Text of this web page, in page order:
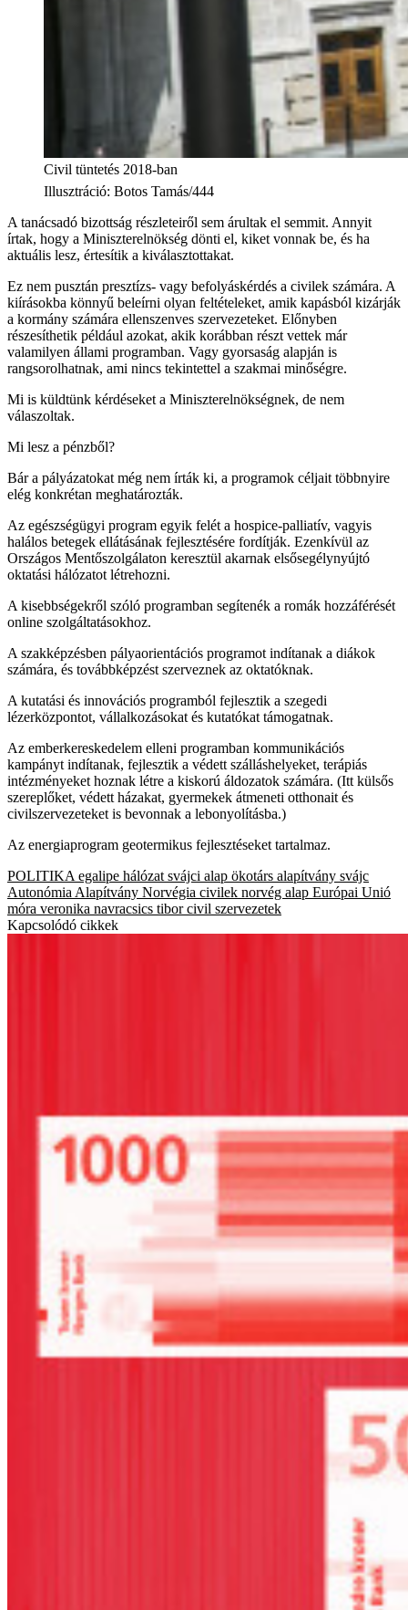
Civil tüntetés 2018-ban
Illusztráció: Botos Tamás/444
A tanácsadó bizottság részleteiről sem árultak el semmit. Annyit
írtak, hogy a Miniszterelnökség dönti el, kiket vonnak be, és ha
aktuális lesz, értesítik a kiválasztottakat.
Ez nem pusztán presztízs- vagy befolyáskérdés a civilek számára. A
kiírásokba könnyű beleírni olyan feltételeket, amik kapásból kizárják
a kormány számára ellenszenves szervezeteket. Előnyben
részesíthetik például azokat, akik korábban részt vettek már
valamilyen állami programban. Vagy gyorsaság alapján is
rangsorolhatnak, ami nincs tekintettel a szakmai minőségre.
Mi is küldtünk kérdéseket a Miniszterelnökségnek, de nem
válaszoltak.
Mi lesz a pénzből?
Bár a pályázatokat még nem írták ki, a programok céljait többnyire
elég konkrétan meghatározták.
Az egészségügyi program egyik felét a hospice-palliatív, vagyis
halálos betegek ellátásának fejlesztésére fordítják. Ezenkívül az
Országos Mentőszolgálaton keresztül akarnak elsősegélynyújtó
oktatási hálózatot létrehozni.
A kisebbségekről szóló programban segítenék a romák hozzáférését
online szolgáltatásokhoz.
A szakképzésben pályaorientációs programot indítanak a diákok
számára, és továbbképzést szerveznek az oktatóknak.
A kutatási és innovációs programból fejlesztik a szegedi
lézerközpontot, vállalkozásokat és kutatókat támogatnak.
Az emberkereskedelem elleni programban kommunikációs
kampányt indítanak, fejlesztik a védett szálláshelyeket, terápiás
intézményeket hoznak létre a kiskorú áldozatok számára. (Itt külsős
szereplőket, védett házakat, gyermekek átmeneti otthonait és
civilszervezeteket is bevonnak a lebonyolításba.)
Az energiaprogram geotermikus fejlesztéseket tartalmaz.
POLITIKA egalipe hálózat svájci alap ökotárs alapítvány svájc
Autonómia Alapítvány Norvégia civilek norvég alap Európai Unió
móra veronika navracsics tibor civil szervezetek
Kapcsolódó cikkek